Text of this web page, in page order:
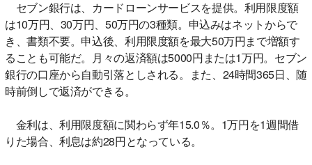
セブン銀行は、カードローンサービスを提供。利用限度額
は10万円、30万円、50万円の3種類。申込みはネットからで
き、書類不要。申込後、利用限度額を最大50万円まで増額す
ることも可能だ。月々の返済額は5000円または1万円。セブン
銀行の口座から自動引落としされる。また、24時間365日、随
時前倒しで返済ができる。
金利は、利用限度額に関わらず年15.0％。1万円を1週間借
りた場合、利息は約28円となっている。